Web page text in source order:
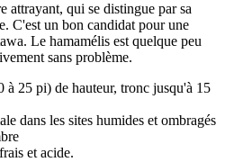
attrayant, qui se distingue par sa
C'est un bon candidat pour une
Le hamamélis est quelque peu
sans problème.
à 25 pi) de hauteur, tronc jusqu'à 15
dans les sites humides et ombragés
et acide.